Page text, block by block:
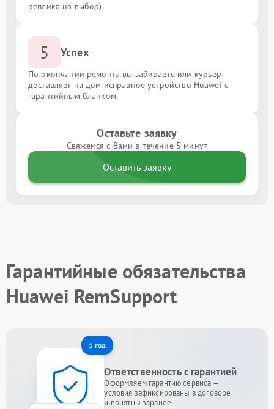
реплика на выбор).
5 Успех
По окончании ремонта вы забираете или курьер
доставляет на дом исправное устройство Huawei с
гарантийным бланком.
Оставьте заявку
Свяжемся с Вами в течение 5 минут
Оставить заявку
Гарантийные обязательства
Huawei RemSupport
1 год
Ответственность с гарантией
Оформляем гарантию сервиса —
условия зафиксированы в договоре
и понятны заранее.